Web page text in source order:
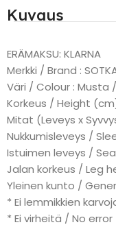
Kuvaus
ERÄMAKSU: KLARNA
Merkki / Brand :
Väri / Colour : Musta
Korkeus / Height
Mitat (Leveys x
Nukkumisleveys /
Istuimen leveys /
Jalan korkeus / Leg
Yleinen kunto /
* Ei lemmikkien
* Ei virheitä / No error